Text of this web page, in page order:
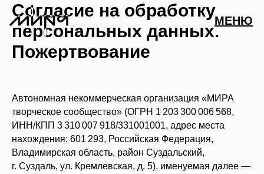
МЕНЮ
ДЛЯ ПРЕССЫ
ПАРТНЕРСТВО
Согласие на обработку
персональных данных.
Пожертвование
Автономная некоммерческая организация «МИРА
творческое сообщество» (ОГРН 1 203 300 006 568,
ИНН/КПП 3 310 007 918/331001001, адрес места
нахождения: 601 293, Российская Федерация,
Владимирская область, район Суздальский,
г. Суздаль, ул. Кремлевская, д. 5), именуемая далее —